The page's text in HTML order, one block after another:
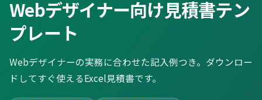
Webデザイナー向け見積書テン
プレート
Webデザイナーの実務に合わせた記入例つき。ダウンロー
ドしてすぐ使えるExcel見積書です。